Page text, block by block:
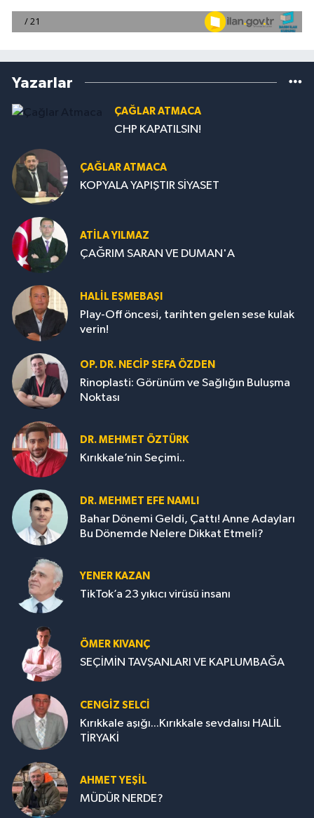
Yazarlar
ÇAĞLAR ATMACA
CHP KAPATILSIN!
ÇAĞLAR ATMACA
KOPYALA YAPIŞTIR SİYASET
ATILA YILMAZ
ÇAĞRIM SARAN VE DUMAN'A
HALIL EŞMEBAŞI
Play-Off öncesi, tarihten gelen sese kulak
verin!
OP. DR. NECIP SEFA ÖZDEN
Rinoplasti: Görünüm ve Sağlığın Buluşma
Noktası
DR. MEHMET ÖZTÜRK
Kırıkkale’nin Seçimi..
DR. MEHMET EFE NAMLI
Bahar Dönemi Geldi, Çattı! Anne Adayları
Bu Dönemde Nelere Dikkat Etmeli?
YENER KAZAN
TikTok’a 23 yıkıcı virüsü insanı
ÖMER KIVANÇ
SEÇİMİN TAVŞANLARI VE KAPLUMBAĞA
CENGİZ SELCİ
Kırıkkale aşığı...Kırıkkale sevdalısı HALİL
TİRYAKİ
AHMET YEŞİL
MÜDÜR NERDE?